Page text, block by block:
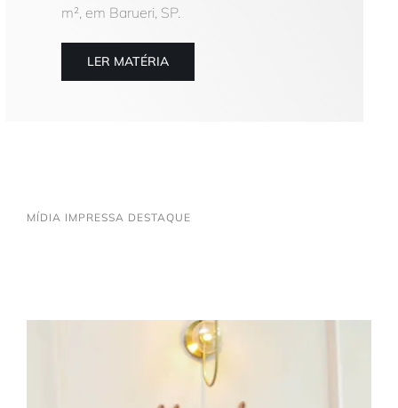
m², em Barueri, SP.
LER MATÉRIA
MÍDIA IMPRESSA DESTAQUE